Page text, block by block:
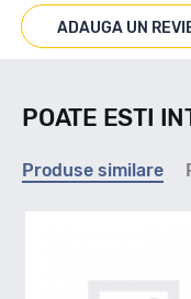
Marcaje
Indice viteza
ADAUGA UN
POATE ESTI
Produse similare